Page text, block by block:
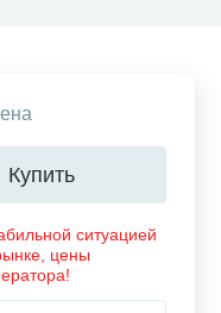
Купить
ситуацией
цены